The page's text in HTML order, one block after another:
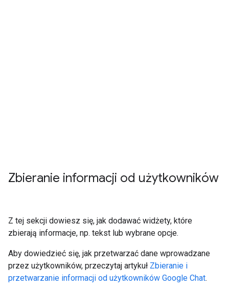
Zbieranie informacji od użytkowników
Z tej sekcji dowiesz się, jak dodawać widżety, które
zbierają informacje, np. tekst lub wybrane opcje.
Aby dowiedzieć się, jak przetwarzać dane wprowadzane
przez użytkowników, przeczytaj artykuł Zbieranie i
przetwarzanie informacji od użytkowników Google Chat.